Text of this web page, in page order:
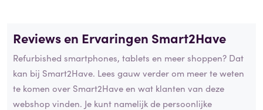
Reviews en Ervaringen Smart2Have
Refurbished smartphones, tablets en meer shoppen? Dat
kan bij Smart2Have. Lees gauw verder om meer te weten
te komen over Smart2Have en wat klanten van deze
webshop vinden. Je kunt namelijk de persoonlijke